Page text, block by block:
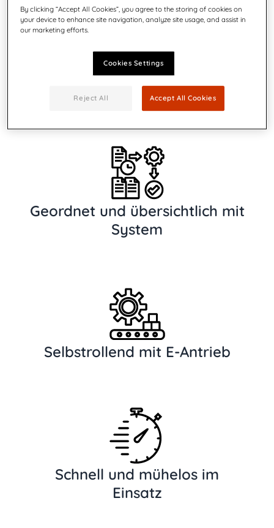
mit System.
Broschüre herunterladen
Geordnet und übersichtlich mit
System
Selbstrollend mit E-Antrieb
Schnell und mühelos im
Einsatz
By clicking “Accept All Cookies”, you agree to the storing of cookies on
your device to enhance site navigation, analyze site usage, and assist in
our marketing efforts.
Cookies Settings
Reject All Accept All Cookies